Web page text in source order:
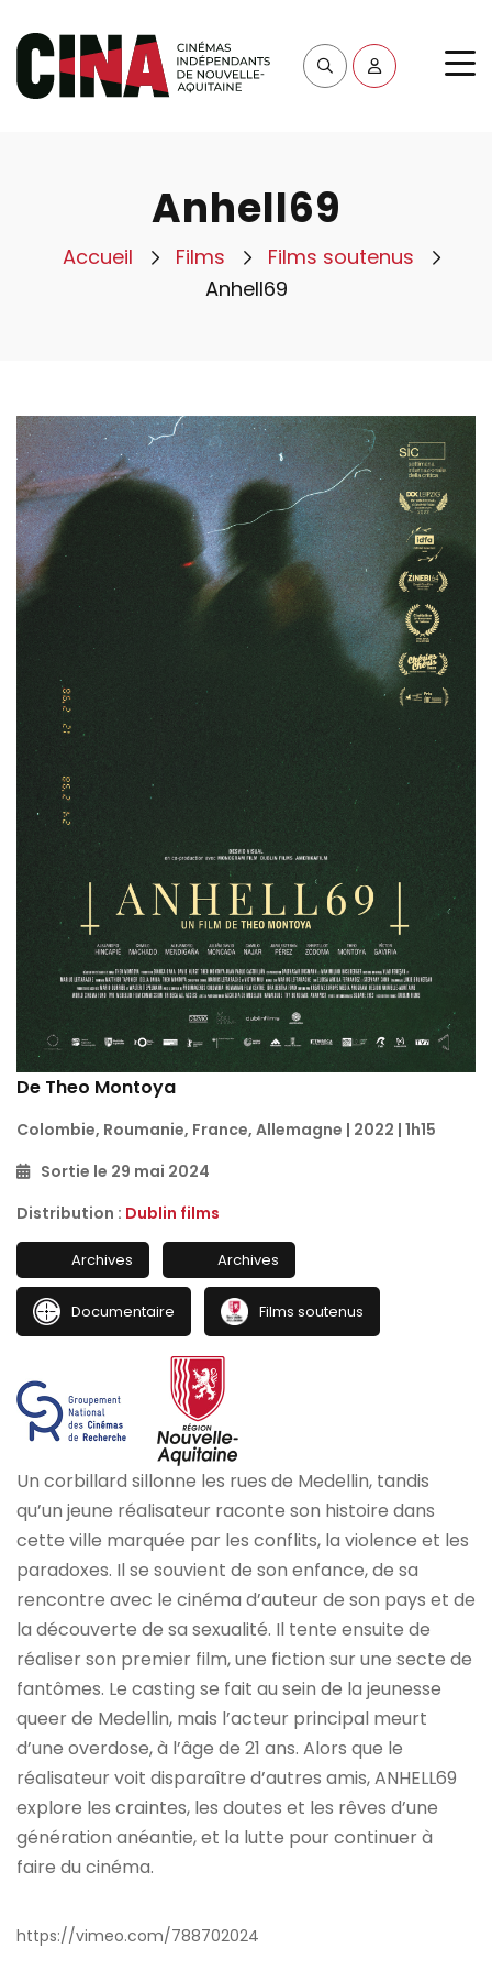
Anhell69
Accueil Films
Films soutenus
Anhell69
De Theo Montoya
Colombie, Roumanie, France, Allemagne | 2022 | 1h15
Sortie le 29 mai 2024
Distribution : Dublin films
Archives Archives
Documentaire Films soutenus
Un corbillard sillonne les rues de Medellin, tandis
qu’un jeune réalisateur raconte son histoire dans
cette ville marquée par les conflits, la violence et les
paradoxes. Il se souvient de son enfance, de sa
rencontre avec le cinéma d’auteur de son pays et de
la découverte de sa sexualité. Il tente ensuite de
réaliser son premier film, une fiction sur une secte de
fantômes. Le casting se fait au sein de la jeunesse
queer de Medellin, mais l’acteur principal meurt
d’une overdose, à l’âge de 21 ans. Alors que le
réalisateur voit disparaître d’autres amis, ANHELL69
explore les craintes, les doutes et les rêves d’une
génération anéantie, et la lutte pour continuer à
faire du cinéma.
https://vimeo.com/788702024